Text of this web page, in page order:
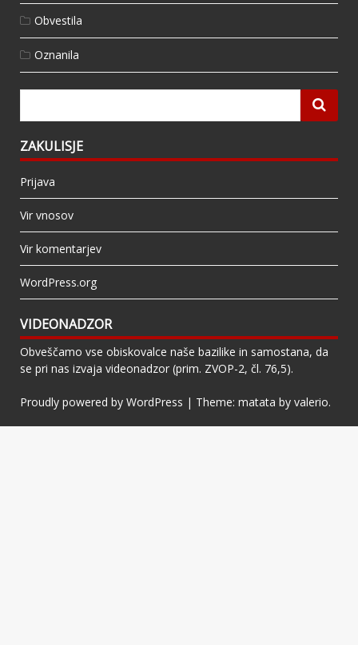
Obvestila
Oznanila
ZAKULISJE
Prijava
Vir vnosov
Vir komentarjev
WordPress.org
VIDEONADZOR
Obveščamo vse obiskovalce naše bazilike in samostana, da
se pri nas izvaja videonadzor (prim. ZVOP-2, čl. 76,5).
Proudly powered by WordPress | Theme: matata by valerio.